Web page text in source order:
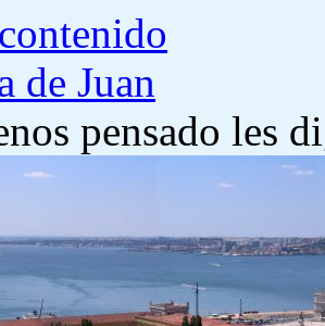
de Juan
pensado les